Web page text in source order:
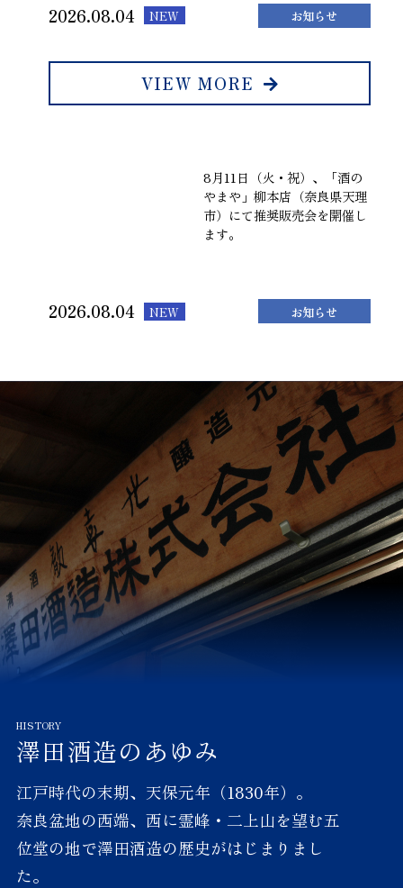
2026.08.04 NEW お知らせ
VIEW MORE
2026.08.04 NEW お知らせ
8月11日（火・祝）、「酒の
やまや」柳本店（奈良県天理
市）にて推奨販売会を開催し
ます。
VIEW MORE
2026.08.02 NEW お知らせ
8月9日（日）、「酒のやま
や」帝塚山店（大阪市阿倍野
区）にて推奨販売会を開催し
ます。
8月8日（土）、「酒のやま
や」O-CAT店（大阪市浪速
ます。一部商品につきまして
は、無料でご試飲いただけま
す。ぜひこの機会に、お気軽
にお立ち寄りください。
澤田酒造のあゆみ
江戸時代の末期、天保元年（1830年）。
奈良盆地の西端、西に霊峰・二上山を望む五
位堂の地で澤田酒造の歴史がはじまりまし
た。